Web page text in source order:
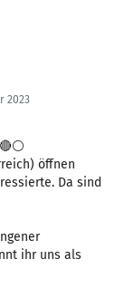
2023
öffnen
Da sind
ihr uns als